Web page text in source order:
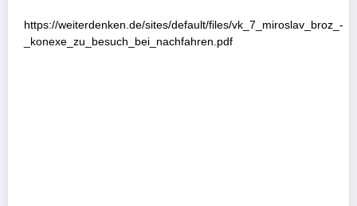
https://weiterdenken.de/sites/default/files/vk_7_miroslav_broz_-
_konexe_zu_besuch_bei_nachfahren.pdf